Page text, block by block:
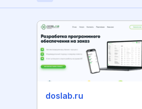
doslab.ru